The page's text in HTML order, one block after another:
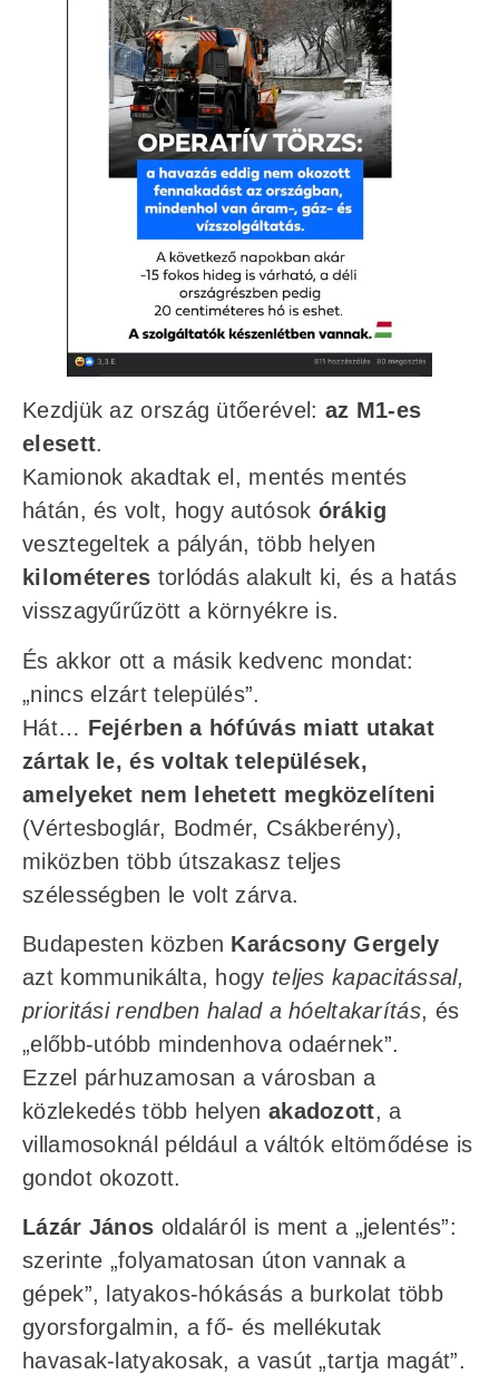
Kezdjük az ország ütőerével: az M1-es
elesett.
Kamionok akadtak el, mentés mentés
hátán, és volt, hogy autósok órákig
vesztegeltek a pályán, több helyen
kilométeres torlódás alakult ki, és a hatás
visszagyűrűzött a környékre is.
És akkor ott a másik kedvenc mondat:
„nincs elzárt település”.
Hát… Fejérben a hófúvás miatt utakat
zártak le, és voltak települések,
amelyeket nem lehetett megközelíteni
(Vértesboglár, Bodmér, Csákberény),
miközben több útszakasz teljes
szélességben le volt zárva.
Budapesten közben Karácsony Gergely
azt kommunikálta, hogy teljes kapacitással,
prioritási rendben halad a hóeltakarítás, és
„előbb-utóbb mindenhova odaérnek”.
Ezzel párhuzamosan a városban a
közlekedés több helyen akadozott, a
villamosoknál például a váltók eltömődése is
gondot okozott.
Lázár János oldaláról is ment a „jelentés”:
szerinte „folyamatosan úton vannak a
gépek”, latyakos-hókásás a burkolat több
gyorsforgalmin, a fő- és mellékutak
havasak-latyakosak, a vasút „tartja magát”.